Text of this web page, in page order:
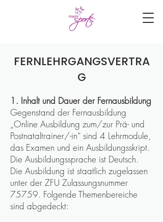
FERNLEHRGANGSVERTRA
G
1. Inhalt und Dauer der Fernausbildung
Gegenstand der Fernausbildung
„Online Ausbildung zum/zur Prä- und
Postnataltrainer/-in“ sind 4 Lehrmodule,
das Examen und ein Ausbildungsskript.
Die Ausbildungssprache ist Deutsch.
Die Ausbildung ist staatlich zugelassen
unter der ZFU Zulassungsnummer
75759. Folgende Themenbereiche
sind abgedeckt: